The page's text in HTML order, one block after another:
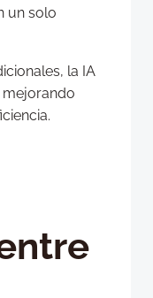
un solo
la IA
mejorando